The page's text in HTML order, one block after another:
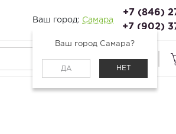
Ваш город: Самара
Ваш город Самара?
ДА НЕТ
+7 (846)
+7 (902)